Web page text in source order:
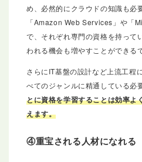
め、必然的にクラウドの知識も必
「Amazon Web Services」や「
で、それぞれ専門の資格を持って
われる機会も増やすことができる
さらにIT基盤の設計など上流工程
べてのジャンルに精通している必
とに資格を学習することは効率よ
えます。
④重宝される人材になれる